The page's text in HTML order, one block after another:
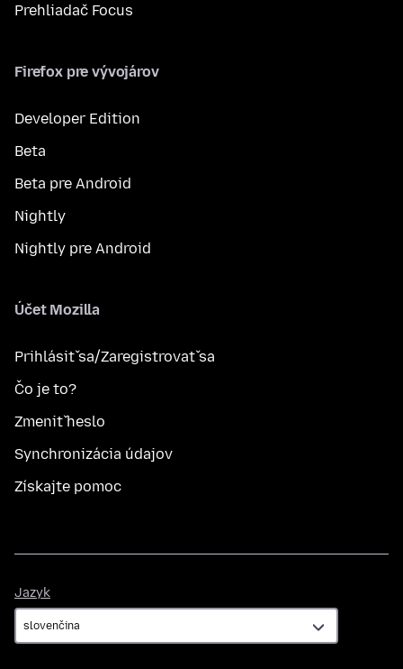
Prehliadač Focus
Firefox pre vývojárov
Developer Edition
Beta
Beta pre Android
Nightly
Nightly pre Android
Účet Mozilla
Prihlásiť sa/Zaregistrovať sa
Čo je to?
Zmeniť heslo
Synchronizácia údajov
Získajte pomoc
Jazyk